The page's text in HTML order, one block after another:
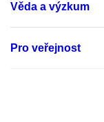
Věda a výzkum
Pro veřejnost